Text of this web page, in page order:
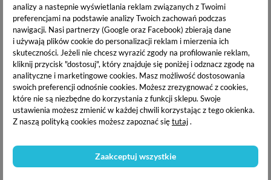
analizy a nastepnie wyświetlania reklam związanych z Twoimi
preferencjami na podstawie analizy Twoich zachowań podczas
nawigacji. Nasi partnerzy (Google oraz Facebook) zbierają dane
i używają plików cookie do personalizacji reklam i mierzenia ich
skuteczności. Jeżeli nie chcesz wyrazić zgody na profilowanie reklam,
kliknij przycisk "dostosuj", który znajduje się poniżej i odznacz zgodę na
analityczne i marketingowe cookies. Masz możliwość dostosowania
swoich preferencji odnośnie cookies. Możesz zrezygnować z cookies,
które nie są niezbędne do korzystania z funkcji sklepu. Swoje
ustawienia możesz zmienić w każdej chwili korzystając z tego okienka.
Z naszą polityką cookies możesz zapoznać siętutaj.
Zaakceptuj wszystkie
Yoshi Lakier hybrydowy UVto niezwykłe połączenie
doskonale napigmentowanych kolorów z niezwykła
trwałością. Lakiery marki Yoshi to gęsto-kremowe produkty,
którymi wykonasz wspaniałe stylizacje.
Dostępny kolor : Bridesmaind 214
Specyfikacja :
Kryjący